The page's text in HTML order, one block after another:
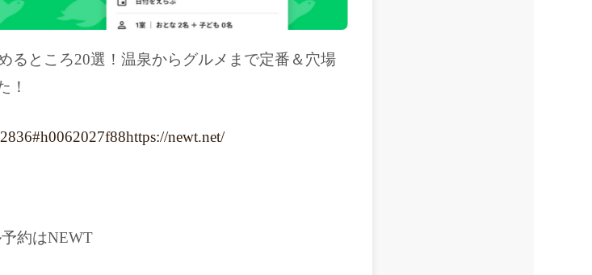
るところ20選！温泉からグルメまで定番＆穴場
！
https://newt.net/
約はNEWT